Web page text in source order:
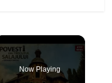
Now Playing